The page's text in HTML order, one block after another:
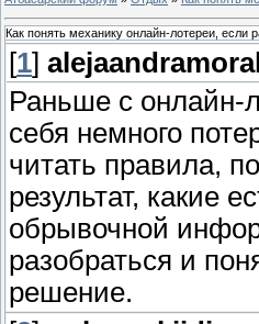
Как понять механику онлайн-лотереи, если
[1]
Раньше с онлайн-
себя немного
читать правила,
результат, какие
обрывочной
разобраться и
решение.